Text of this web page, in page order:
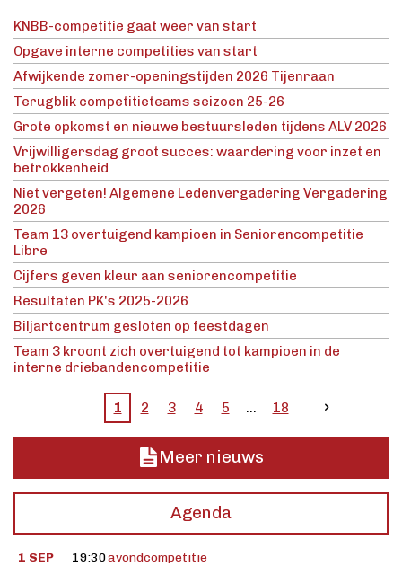
KNBB-competitie gaat weer van start
Opgave interne competities van start
Afwijkende zomer-openingstijden 2026 Tijenraan
Terugblik competitieteams seizoen 25-26
Grote opkomst en nieuwe bestuursleden tijdens ALV 2026
Vrijwilligersdag groot succes: waardering voor inzet en
betrokkenheid
Niet vergeten! Algemene Ledenvergadering Vergadering
2026
Team 13 overtuigend kampioen in Seniorencompetitie
Libre
Cijfers geven kleur aan seniorencompetitie
Resultaten PK's 2025-2026
Biljartcentrum gesloten op feestdagen
Team 3 kroont zich overtuigend tot kampioen in de
interne driebandencompetitie
1 2 3 4 5 18
Meer nieuws
Agenda
1 SEP 19:30avondcompetitie